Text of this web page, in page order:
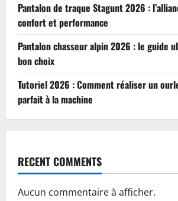
Pantalon de traque Stagunt 2026 :
confort et performance
Pantalon chasseur alpin 2026 : le guide
bon choix
Tutoriel 2026 : Comment réaliser un
parfait à la machine
RECENT COMMENTS
Aucun commentaire à afficher.